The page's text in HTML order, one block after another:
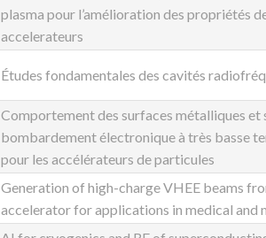
plasma pour l’amélioration des propriétés
accelerateurs
Études fondamentales des cavités
Comportement des surfaces métalliques et
bombardement électronique à très basse
pour les accélérateurs de particules
Generation of high-charge VHEE beams
accelerator for applications in medical and